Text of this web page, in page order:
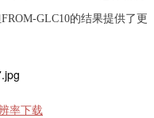
GLC10的结果提供了更
率下载